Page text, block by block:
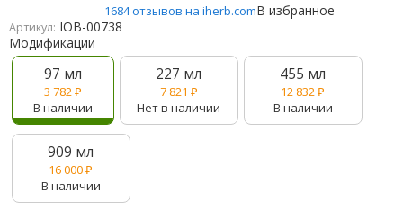
1684 отзывов на iherb.comВ избранное
Артикул: IOB-00738
Модификации
97 мл
3 782₽
В наличии
227 мл
7 821 ₽
Нет в наличии
455 мл
12 832₽
В наличии
909 мл
16 000₽
В наличии